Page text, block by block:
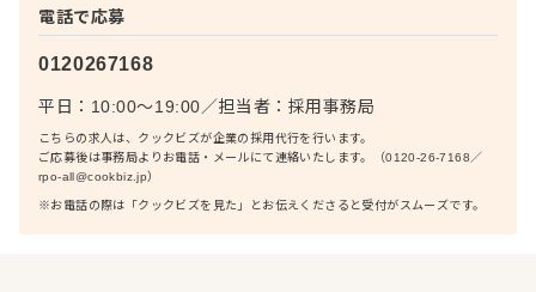
電話で応募
0120267168
平日：10:00〜19:00／担当者： 採用事務局
こちらの求人は、クックビズが企業の採用代行を行います。
ご応募後は事務局よりお電話・メールにて連絡いたします。（0120-26-7168／
rpo-all@cookbiz.jp）
※お電話の際は「クックビズを見た」とお伝えくださると受付がスムーズです。